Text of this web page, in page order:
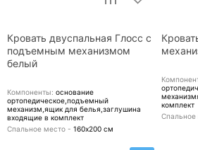
Кровать двуспальная Глосс с
подъемным механизмом
белый
Компоненты: основание
ортопедическое,подъемный
механизм,ящик для белья,заглушина
входящие в комплект
Спальное место - 160х200 см
комплект
Спальное